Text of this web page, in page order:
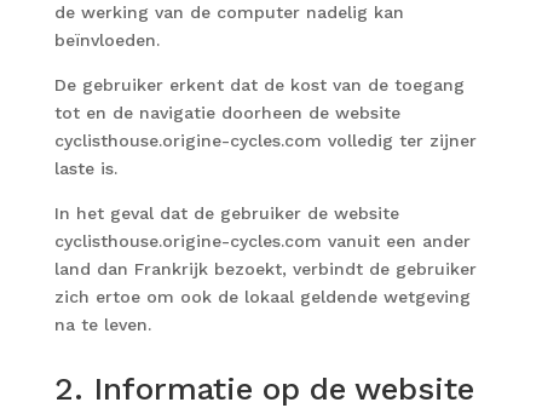
de werking van de computer nadelig kan
beïnvloeden.
De gebruiker erkent dat de kost van de toegang
tot en de navigatie doorheen de website
cyclisthouse.origine-cycles.com volledig ter zijner
laste is.
In het geval dat de gebruiker de website
cyclisthouse.origine-cycles.com vanuit een ander
land dan Frankrijk bezoekt, verbindt de gebruiker
zich ertoe om ook de lokaal geldende wetgeving
na te leven.
2. Informatie op de website